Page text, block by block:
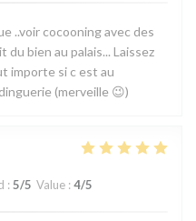
..voir cocooning avec des
bien au palais... Laissez
importe si c est au
(merveille 😉)
: 5/5 Value : 4/5